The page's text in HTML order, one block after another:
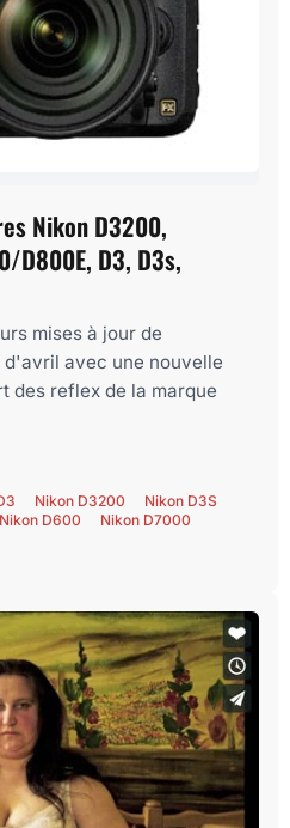
Nikon D3200,
D800E, D3, D3s,
mises à jour de
avec une nouvelle
des reflex de la marque
Nikon D3200
Nikon D3S
Nikon D600
Nikon D7000